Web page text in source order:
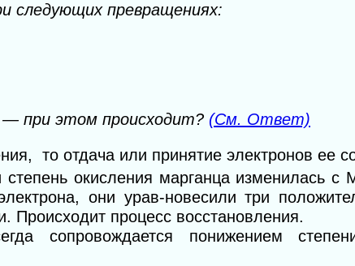
следующих превращениях:
— при этом происходит? (См. Ответ)
то отдача или принятие электронов ее
окисления марганца изменилась с
они урав-новесили три
Происходит процесс восстановления.
сопровождается понижением